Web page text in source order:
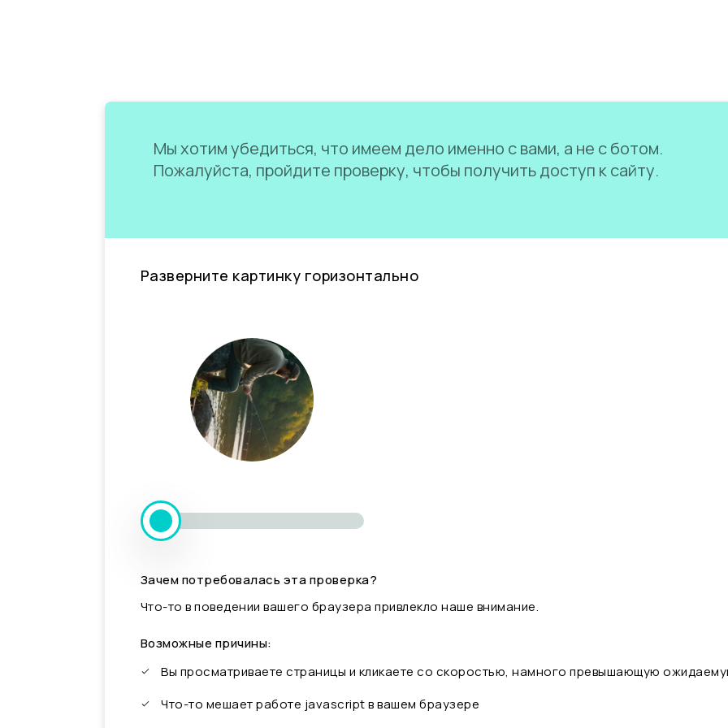
Мы хотим убедиться, что имеем дело именно с вами, а не с ботом.
Пожалуйста, пройдите проверку, чтобы получить доступ к сайту.
Разверните картинку горизонтально
Зачем потребовалась эта проверка?
Что-то в поведении вашего браузера привлекло наше внимание.
Возможные причины:
Вы просматриваете страницы и кликаете со скоростью, намного превышающую
Что-то мешает работе javascript в вашем браузере